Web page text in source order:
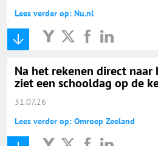
Lees verder op: Nu.nl
Na het rekenen direct naar
ziet een schooldag op de
31.07.26
Lees verder op: Omroep Zeeland